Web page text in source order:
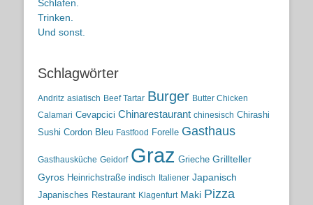
Schlafen.
Trinken.
Und sonst.
Schlagwörter
Andritz asiatisch Beef Tartar Burger Butter Chicken
Calamari Cevapcici Chinarestaurant chinesisch Chirashi
Sushi Cordon Bleu Fastfood Forelle Gasthaus
Gasthausküche Geidorf Graz Grieche Grillteller
Gyros Heinrichstraße indisch Italiener Japanisch
Japanisches Restaurant Klagenfurt Maki Pizza